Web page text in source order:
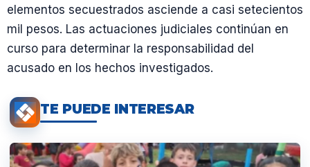
elementos secuestrados asciende a casi setecientos
mil pesos. Las actuaciones judiciales continúan en
curso para determinar la responsabilidad del
acusado en los hechos investigados.
TE PUEDE INTERESAR